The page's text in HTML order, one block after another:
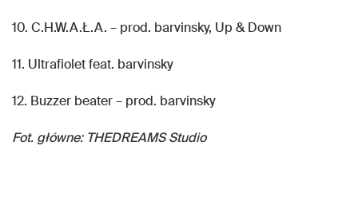
10. C.H.W.A.Ł.A. – prod. barvinsky, Up & Down
11. Ultrafiolet feat. barvinsky
12. Buzzer beater – prod. barvinsky
Fot. główne: THEDREAMS Studio